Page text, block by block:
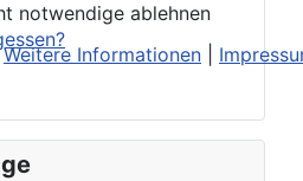
notwendige ablehnen
Weitere Informationen